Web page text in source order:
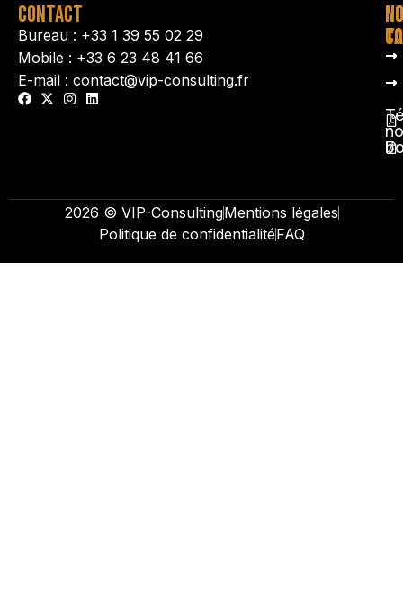
CONTACT
Bureau : +33 1 39 55 02 29
Mobile : +33 6 23 48 41 66
E-mail : contact@vip-consulting.fr
2026 © VIP-ConsultingMentions légales
Politique de confidentialitéFAQ